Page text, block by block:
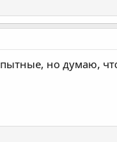
но думаю,